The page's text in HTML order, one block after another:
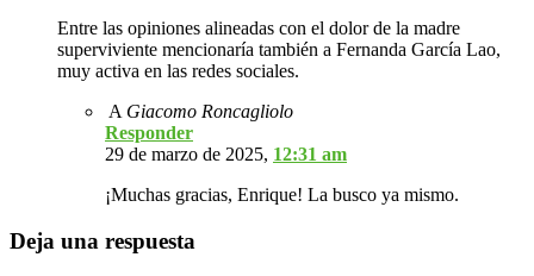
Entre las opiniones alineadas con el dolor de la madre
superviviente mencionaría también a Fernanda García Lao,
muy activa en las redes sociales.
A Giacomo Roncagliolo
Responder
29 de marzo de 2025, 12:31 am
¡Muchas gracias, Enrique! La busco ya mismo.
Deja una respuesta